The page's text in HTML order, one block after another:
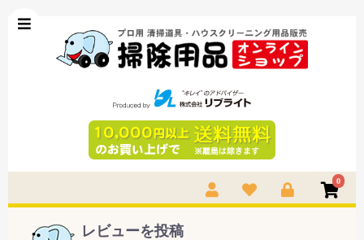
0
レビューを投稿